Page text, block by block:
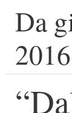
Da
2016